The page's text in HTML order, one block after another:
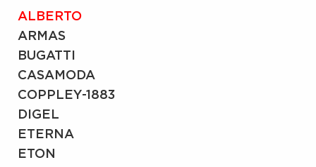
ALBERTO
ARMAS
BUGATTI
CASAMODA
COPPLEY-1883
DIGEL
ETERNA
ETON